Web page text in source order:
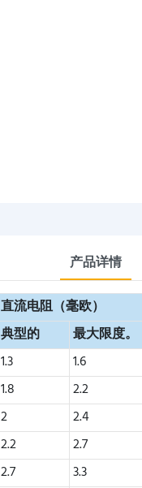
产品详情
直流电阻（毫欧）
典型的 最大限度。
1.3 1.6
1.8 2.2
2 2.4
2.2 2.7
2.7 3.3